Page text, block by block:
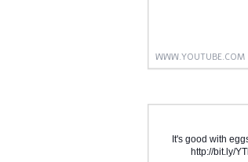
WWW.YOUTUBE.COM
"It's good with
http://bit.ly/